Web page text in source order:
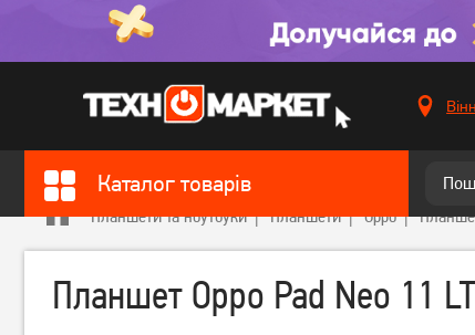
Каталог товарів
Планшети та ноутбуки Планшети Oppo
Планшет Oppo Pad Neo 11